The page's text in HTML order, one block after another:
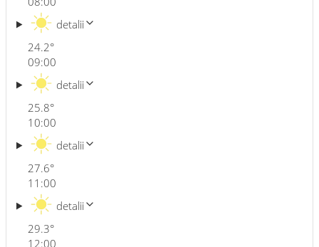
24.2°
detalii
09:00
25.8°
detalii
10:00
27.6°
detalii
11:00
29.3°
detalii
12:00